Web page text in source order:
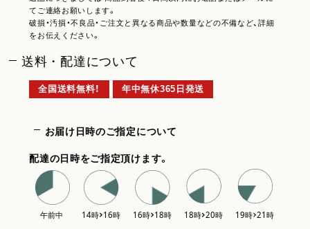
てご連絡お願いします。
破損・汚損・不良品・ご注文と異なる商品や数量などの不備など、詳細
をお伝えください。
送料・配達について
全国送料無料！ 年中無休365日発送
お届け日時のご指定について
配達の日時をご指定頂けます。